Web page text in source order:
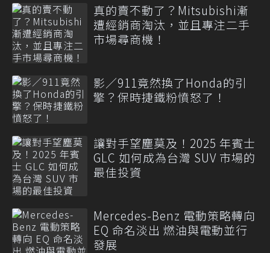
真的賣不動了？Mitsubishi漸
遭經銷商淘汰，並且專注二手
市場尋商機！
影／911竟然換了Honda的引
擎？保時捷鐵粉憤怒了！
讓對手望塵莫及！2025 年賓士
GLC 如何成為台灣 SUV 市場的
最佳投資
Mercedes-Benz 電動策略轉向
EQ 命名淡出 燃油與電動並行
發展